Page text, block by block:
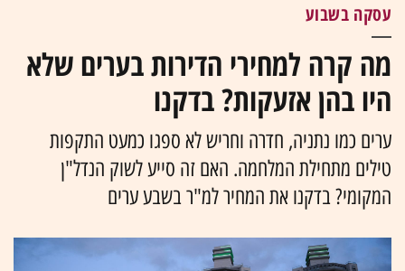
עסקה בשבוע
מה קרה למחירי הדירות בערים שלא
היו בהן אזעקות? בדקנו
ערים כמו נתניה, חדרה וחריש לא ספגו כמעט התקפות
טילים מתחילת המלחמה. האם זה סייע לשוק הנדל"ן
המקומי? בדקנו את המחיר למ"ר בשבע ערים